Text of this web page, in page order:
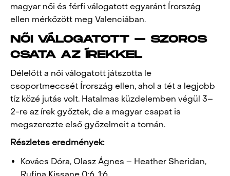
magyar női és férfi válogatott egyaránt Írország
ellen mérkőzött meg Valenciában.
NŐI VÁLOGATOTT – SZOROS
CSATA AZ ÍREKKEL
Délelőtt a női válogatott játszotta le
csoportmeccsét Írország ellen, ahol a tét a legjobb
tíz közé jutás volt. Hatalmas küzdelemben végül 3–
2-re az írek győztek, de a magyar csapat is
megszerezte első győzelmeit a tornán.
Részletes eredmények:
Kovács Dóra, Olasz Ágnes – Heather Sheridan,